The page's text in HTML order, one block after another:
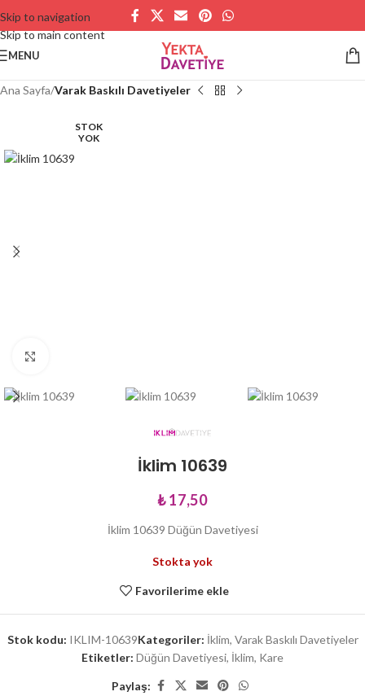
Skip to navigation
Skip to main content
MENU
Ana Sayfa Varak Baskılı Davetiyeler
STOK
YOK
İklim 10639
₺17,50
İklim 10639 Düğün Davetiyesi
Stokta yok
Favorilerime ekle
Stok kodu: IKLIM-10639Kategoriler: İklim, Varak Baskılı Davetiyeler
Etiketler: Düğün Davetiyesi, İklim, Kare
Paylaş: